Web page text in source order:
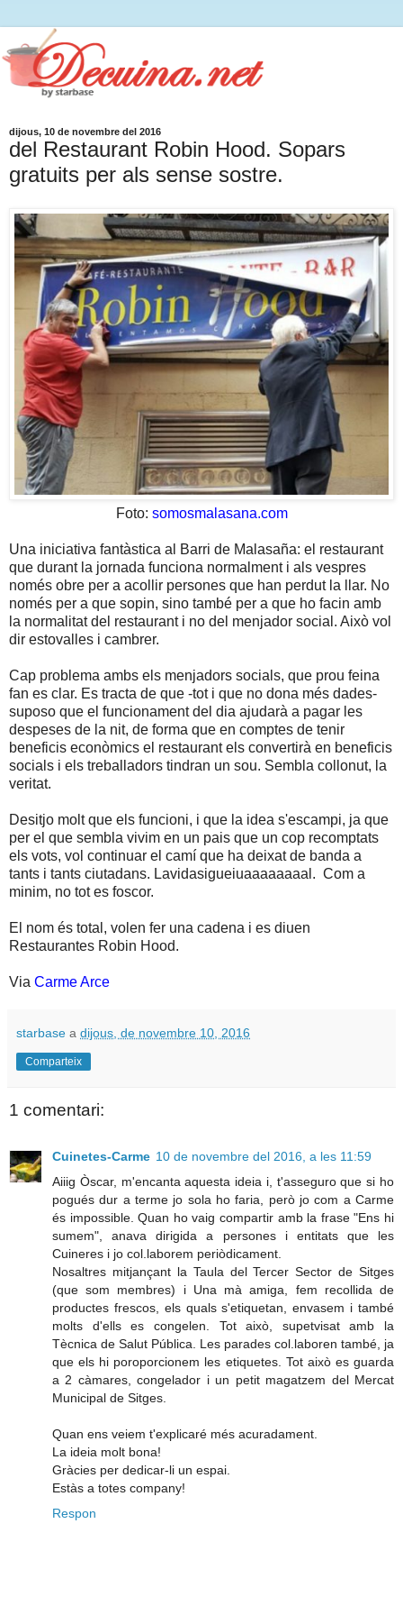
dijous, 10 de novembre del 2016
del Restaurant Robin Hood. Sopars
gratuits per als sense sostre.
Foto: somosmalasana.com
Una iniciativa fantàstica al Barri de Malasaña: el restaurant
que durant la jornada funciona normalment i als vespres
només obre per a acollir persones que han perdut la llar. No
només per a que sopin, sino també per a que ho facin amb
la normalitat del restaurant i no del menjador social. Això vol
dir estovalles i cambrer.
Cap problema ambs els menjadors socials, que prou feina
fan es clar. Es tracta de que -tot i que no dona més dades-
suposo que el funcionament del dia ajudarà a pagar les
despeses de la nit, de forma que en comptes de tenir
beneficis econòmics el restaurant els convertirà en beneficis
socials i els treballadors tindran un sou. Sembla collonut, la
veritat.
Desitjo molt que els funcioni, i que la idea s'escampi, ja que
per el que sembla vivim en un pais que un cop recomptats
els vots, vol continuar el camí que ha deixat de banda a
tants i tants ciutadans. Lavidasigueiuaaaaaaaal. Com a
minim, no tot es foscor.
El nom és total, volen fer una cadena i es diuen
Restaurantes Robin Hood.
Via Carme Arce
starbase a dijous, de novembre 10, 2016
Comparteix
1 comentari:
Cuinetes-Carme 10 de novembre del 2016, a les 11:59
Aiiig Òscar, m'encanta aquesta ideia i, t'asseguro que si ho
pogués dur a terme jo sola ho faria, però jo com a Carme
és impossible. Quan ho vaig compartir amb la frase "Ens hi
sumem", anava dirigida a persones i entitats que les
Cuineres i jo col.laborem periòdicament.
Nosaltres mitjançant la Taula del Tercer Sector de Sitges
(que som membres) i Una mà amiga, fem recollida de
productes frescos, els quals s'etiquetan, envasem i també
molts d'ells es congelen. Tot això, supetvisat amb la
Tècnica de Salut Pública. Les parades col.laboren també, ja
que els hi poroporcionem les etiquetes. Tot això es guarda
a 2 càmares, congelador i un petit magatzem del Mercat
Municipal de Sitges.
Quan ens veiem t'explicaré més acuradament.
La ideia molt bona!
Gràcies per dedicar-li un espai.
Estàs a totes company!
Respon